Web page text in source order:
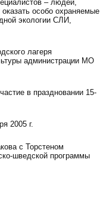
– людей,
особо охраняемые
экологии СЛИ,
лагеря
администрации МО
в праздновании 15-
2005 г.
с Торстеном
шведской программы